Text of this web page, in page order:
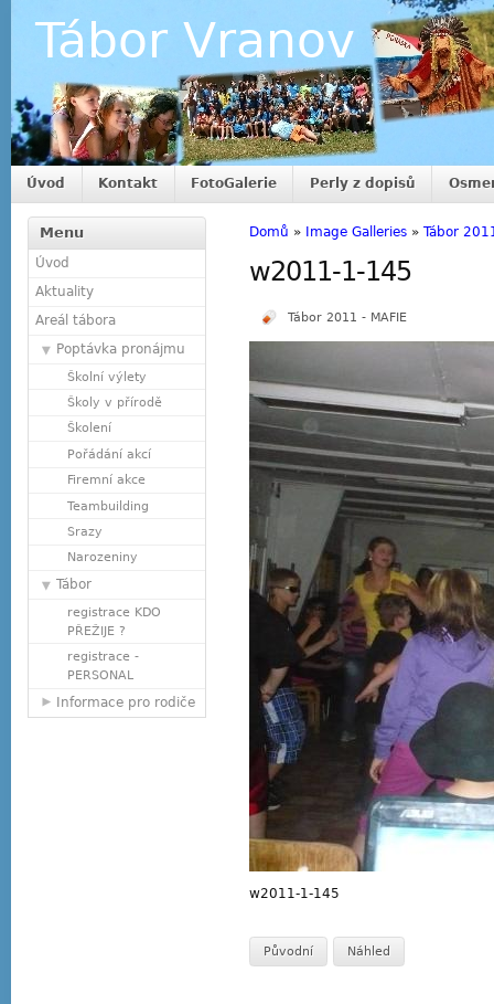
Tábor Vranov
Úvod Kontakt FotoGalerie Perly z dopisů
Menu
Úvod
Aktuality
Areál tábora
Poptávka pronájmu
Školní výlety
Školy v přírodě
Školení
Pořádání akcí
Firemní akce
Teambuilding
Srazy
Narozeniny
Tábor
registrace KDO
PŘEŽIJE ?
registrace -
PERSONAL
Informace pro rodiče
Domů » Image Galleries » Tábor
w2011-1-145
Tábor 2011 - MAFIE
w2011-1-145
Původní Náhled